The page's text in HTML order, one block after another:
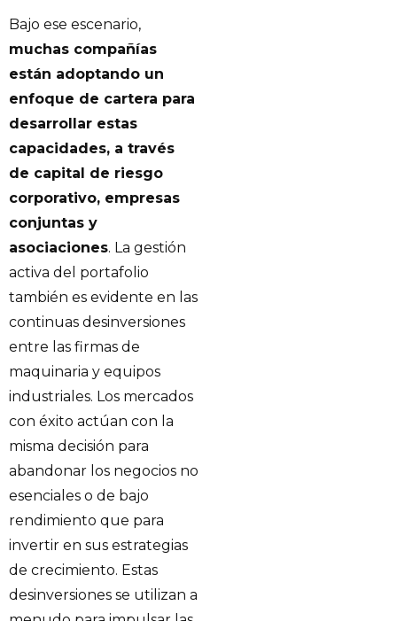
Bajo ese escenario,
muchas compañías
están adoptando un
enfoque de cartera para
desarrollar estas
capacidades, a través
de capital de riesgo
corporativo, empresas
conjuntas y
asociaciones. La gestión
activa del portafolio
también es evidente en las
continuas desinversiones
entre las firmas de
maquinaria y equipos
industriales. Los mercados
con éxito actúan con la
misma decisión para
abandonar los negocios no
esenciales o de bajo
rendimiento que para
invertir en sus estrategias
de crecimiento. Estas
desinversiones se utilizan a